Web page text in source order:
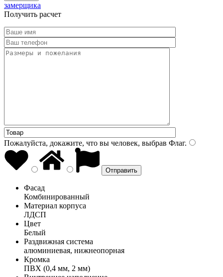
замерщика
Получить расчет
Пожалуйста, докажите, что вы человек, выбрав Флаг.
Фасад
Комбинированный
Материал корпуса
ЛДСП
Цвет
Белый
Раздвижная система
алюминиевая, нижнеопорная
Кромка
ПВХ (0,4 мм, 2 мм)